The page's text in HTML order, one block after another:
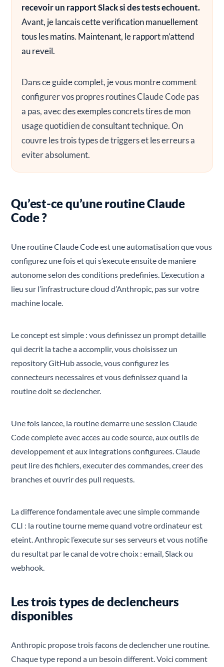
recevoir un rapport Slack si des tests echouent.
Avant, je lancais cette verification manuellement
tous les matins. Maintenant, le rapport m’attend
au reveil.
Dans ce guide complet, je vous montre comment
configurer vos propres routines Claude Code pas
a pas, avec des exemples concrets tires de mon
usage quotidien de consultant technique. On
couvre les trois types de triggers et les erreurs a
eviter absolument.
Qu’est-ce qu’une routine Claude
Code ?
Une routine Claude Code est une automatisation que vous
configurez une fois et qui s’execute ensuite de maniere
autonome selon des conditions predefinies. L’execution a
lieu sur l’infrastructure cloud d’Anthropic, pas sur votre
machine locale.
Le concept est simple : vous definissez un prompt detaille
qui decrit la tache a accomplir, vous choisissez un
repository GitHub associe, vous configurez les
connecteurs necessaires et vous definissez quand la
routine doit se declencher.
Une fois lancee, la routine demarre une session Claude
Code complete avec acces au code source, aux outils de
developpement et aux integrations configurees. Claude
peut lire des fichiers, executer des commandes, creer des
branches et ouvrir des pull requests.
La difference fondamentale avec une simple commande
CLI : la routine tourne meme quand votre ordinateur est
eteint. Anthropic l’execute sur ses serveurs et vous notifie
du resultat par le canal de votre choix : email, Slack ou
webhook.
Les trois types de declencheurs
disponibles
Anthropic propose trois facons de declencher une routine.
Chaque type repond a un besoin different. Voici comment